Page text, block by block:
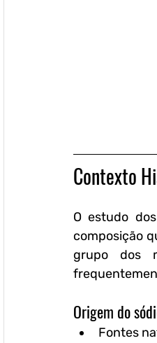
Contexto
O estudo
composição
grupo dos
Origem do
Fontes